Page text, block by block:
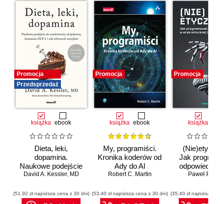
Promocja
Przedsprzedaż
książka ebook
Dieta, leki,
dopamina.
Naukowe podejście
do uzależnienia od
GLP-1 i roli
zdrowych nawyków
David A. Kessler, MD
(51,92 zł najniższa cena z 30 dni)
Promocja
książka ebook
My, programiści.
Kronika koderów od
Ady do AI
Robert C. Martin
(53,40 zł najniższa cena z 30 dni)
Promocja
książka
Jak
erze
Paweł
(35,40 zł najniższa